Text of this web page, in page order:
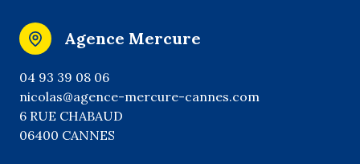
Agence Mercure
04 93 39 08 06
nicolas@agence-mercure-cannes.com
6 RUE CHABAUD
06400 CANNES